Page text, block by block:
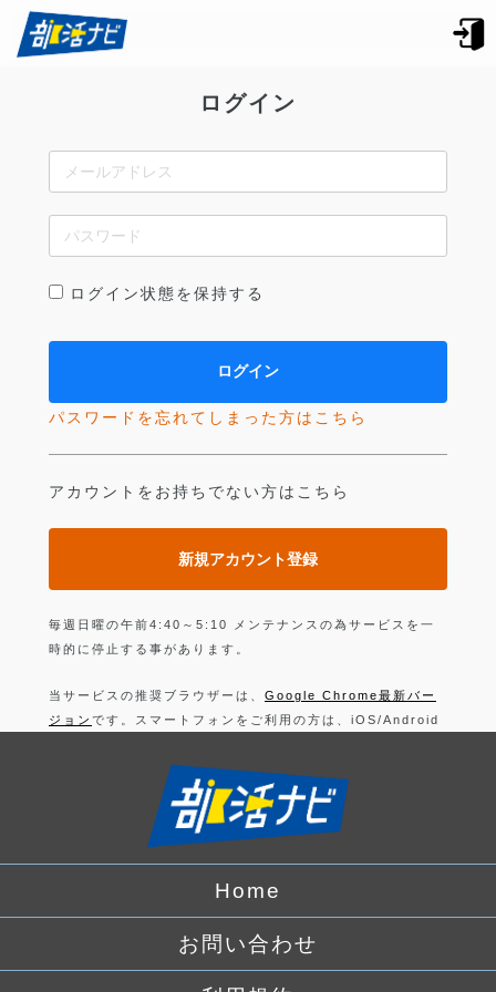
ログイン
ログイン状態を保持する
パスワードを忘れてしまった方はこちら
アカウントをお持ちでない方はこちら
新規アカウント登録
毎週日曜の午前4:40～5:10 メンテナンスの為サービスを一
時的に停止する事があります。
当サービスの推奨ブラウザーは、 Google Chrome最新バー
ジョン です。スマートフォンをご利用の方は、iOS/Android
上記以外のブラウザーでは正常に動作できない可能性があり
ますので、ご注意ください。
ログインすることにより、部活の利用規約
なります。
プライバシーポリシー をお読みください。
でログイン
Home
お問い合わせ